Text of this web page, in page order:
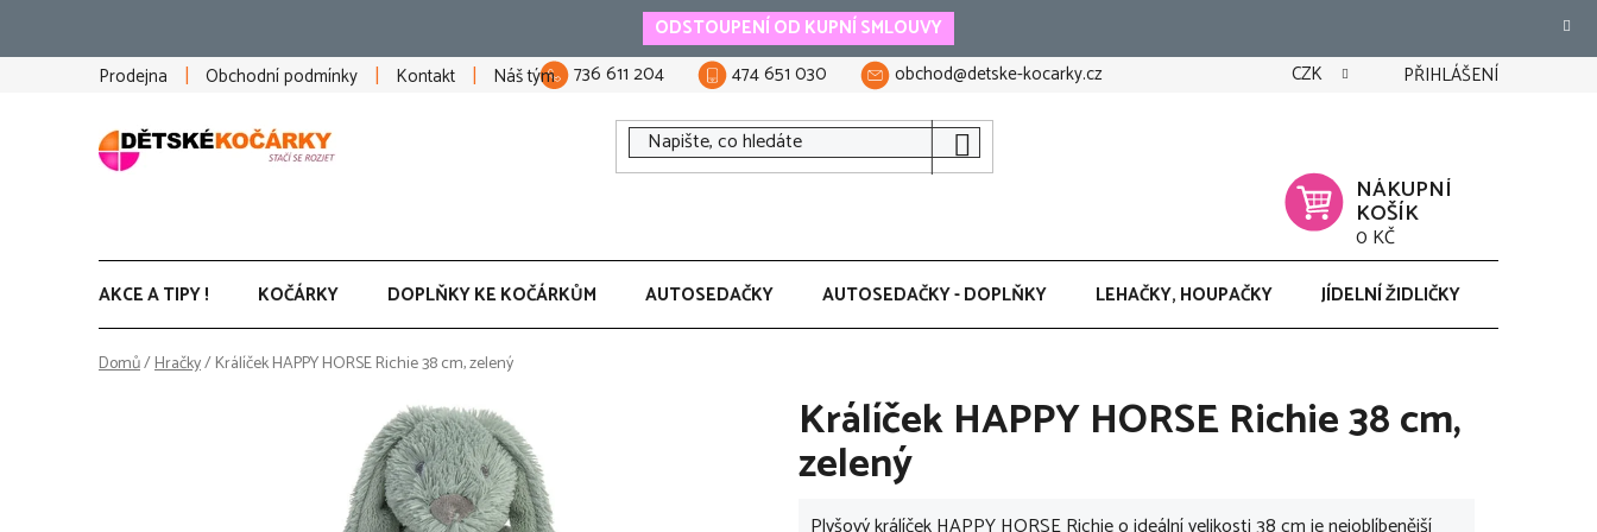
obsah
ODSTOUPENÍ OD KUPNÍ SMLOUVY
Prodejna
Obchodní podmínky Kontakt Náš tým 736 611 204 474 651 030 obchod@detske-kocarky.cz CZK PŘIHLÁŠENÍ
NÁKUPNÍ
KOŠÍK
0 KČ
AKCE A TIPY ! KOČÁRKY DOPLŇKY KE KOČÁRKŮM AUTOSEDAČKY AUTOSEDAČKY - DOPLŇKY LEHAČKY, HOUPAČKY JÍDELNÍ ŽIDLIČKY
Domů/Hračky/Králíček HAPPY HORSE Richie 38 cm, zelený
Králíček HAPPY HORSE Richie 38 cm,
zelený